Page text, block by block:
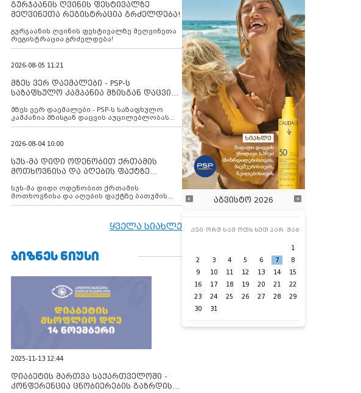
გურჯაანის ღვინის ფესტივალზე
მეღვინეთა რეგისტრაცია გრძელდება!
გურჯაანის ღვინის ფესტივალზე მეღვინეთა
რეგისტრაცია გრძელდება!
2026-08-05 11:21
მზეს ვერ დაემალები - PSP-ს
საზაფხულო კამპანია მზისგან დაცვის
მზეს ვერ დაემალები - PSP-ს საზაფხულო
კამპანია მზისგან დაცვის აუცილებლობას
გვახსენებს
2026-08-04 10:00
სუს-მა დიდი ოდენობით ქრთამის
მოთხოვნისა და აღების ფაქტზე
დააკავა
სუს-მა დიდი ოდენობით ქრთამის
მოთხოვნისა და აღების ფაქტზე ბათუმის
მერიის თანამშრომელი დააკავა
ყველა სიახლე
ᲑᲘᲖᲜᲔᲡ ᲜᲘᲣᲡᲘ
2025-11-13 12:44
დიაბეტის მართვა საქართველოში -
კონფერენცია ცნობიერების გაზრდისა
აგვისტო 2026
კვი ორშ სამ ოთხ ხუთ პარ შაბ
1
2
3 4 5 6 7
8
9
10 11 12 13 14
15
16
17 18 19 20 21
22
23
24 25 26 27 28
29
30
31